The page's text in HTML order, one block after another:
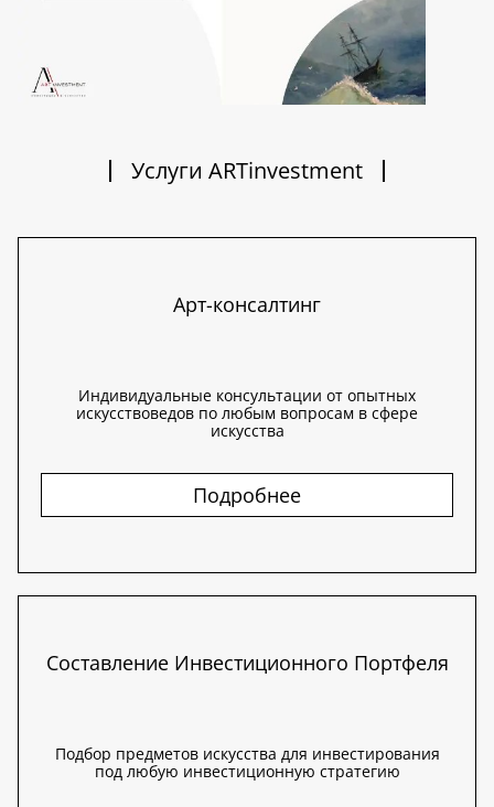
Услуги ARTinvestment
Арт-консалтинг
Индивидуальные консультации от опытных
искусствоведов по любым вопросам в сфере
искусства
Подробнее
Составление Инвестиционного Портфеля
Подбор предметов искусства для инвестирования
под любую инвестиционную стратегию